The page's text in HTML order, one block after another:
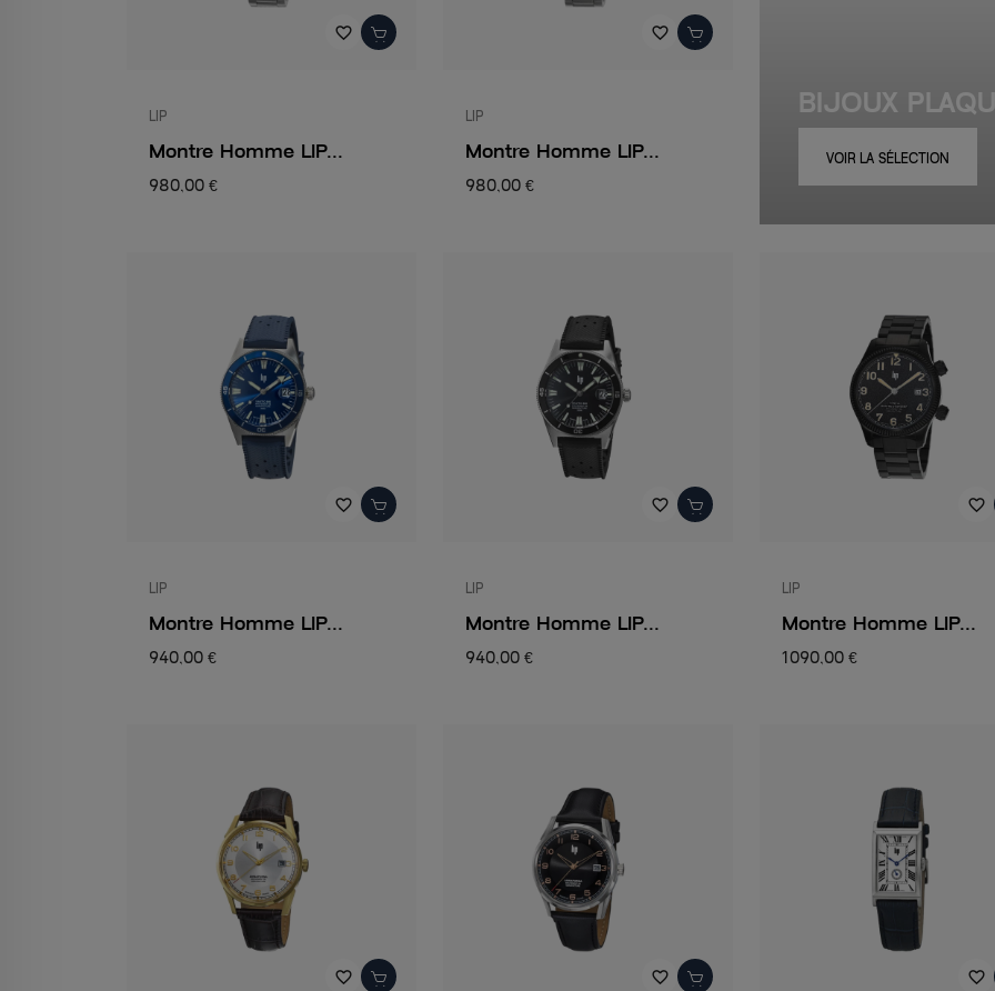
favorite_border
LIP
Montre Homme LIP...
980,00 €
favorite_border
LIP
Montre Homme LIP...
980,00 €
BIJOUX
VOIR LA SÉLECTION
favorite_border
LIP
Montre Homme LIP...
940,00 €
favorite_border
LIP
Montre Homme LIP...
940,00 €
favorite_border
LIP
Montre Homme LIP...
1 090,00 €
favorite_border favorite_border favorite_border